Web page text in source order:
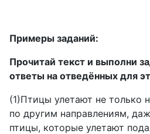
Примеры заданий:
Прочитай текст и выполни
ответы на отведённых для
(1)Птицы улетают не только
по другим направлениям,
птицы, которые улетают